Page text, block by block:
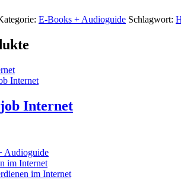
E-Books + Audioguide Schlagwort:
Internet
Audioguide